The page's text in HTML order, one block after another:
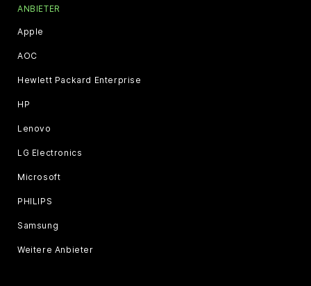
ANBIETER
Apple
AOC
Hewlett Packard Enterprise
HP
Lenovo
LG Electronics
Microsoft
PHILIPS
Samsung
Weitere Anbieter